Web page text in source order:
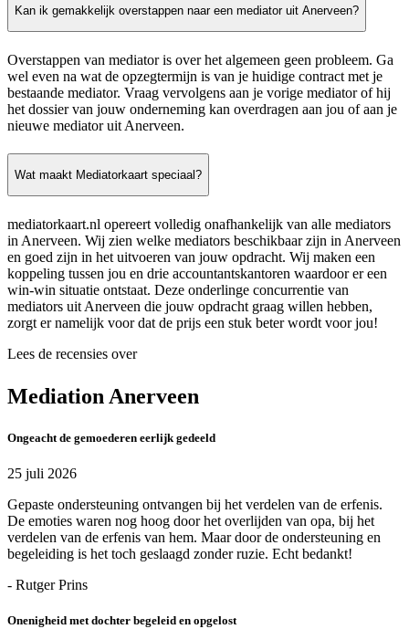
Kan ik gemakkelijk overstappen naar een mediator uit Anerveen?
Overstappen van mediator is over het algemeen geen probleem. Ga
wel even na wat de opzegtermijn is van je huidige contract met je
bestaande mediator. Vraag vervolgens aan je vorige mediator of hij
het dossier van jouw onderneming kan overdragen aan jou of aan je
nieuwe mediator uit Anerveen.
Wat maakt Mediatorkaart speciaal?
mediatorkaart.nl opereert volledig onafhankelijk van alle mediators
in Anerveen. Wij zien welke mediators beschikbaar zijn in Anerveen
en goed zijn in het uitvoeren van jouw opdracht. Wij maken een
koppeling tussen jou en drie accountantskantoren waardoor er een
win-win situatie ontstaat. Deze onderlinge concurrentie van
mediators uit Anerveen die jouw opdracht graag willen hebben,
zorgt er namelijk voor dat de prijs een stuk beter wordt voor jou!
Lees de recensies over
Mediation Anerveen
Ongeacht de gemoederen eerlijk gedeeld
25 juli 2026
Gepaste ondersteuning ontvangen bij het verdelen van de erfenis.
De emoties waren nog hoog door het overlijden van opa, bij het
verdelen van de erfenis van hem. Maar door de ondersteuning en
begeleiding is het toch geslaagd zonder ruzie. Echt bedankt!
- Rutger Prins
Onenigheid met dochter begeleid en opgelost